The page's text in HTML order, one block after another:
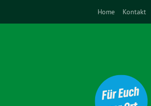
Home Kontakt